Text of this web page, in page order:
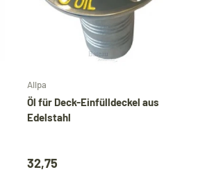
Allpa
Öl für Deck-Einfülldeckel aus
Edelstahl
32,75